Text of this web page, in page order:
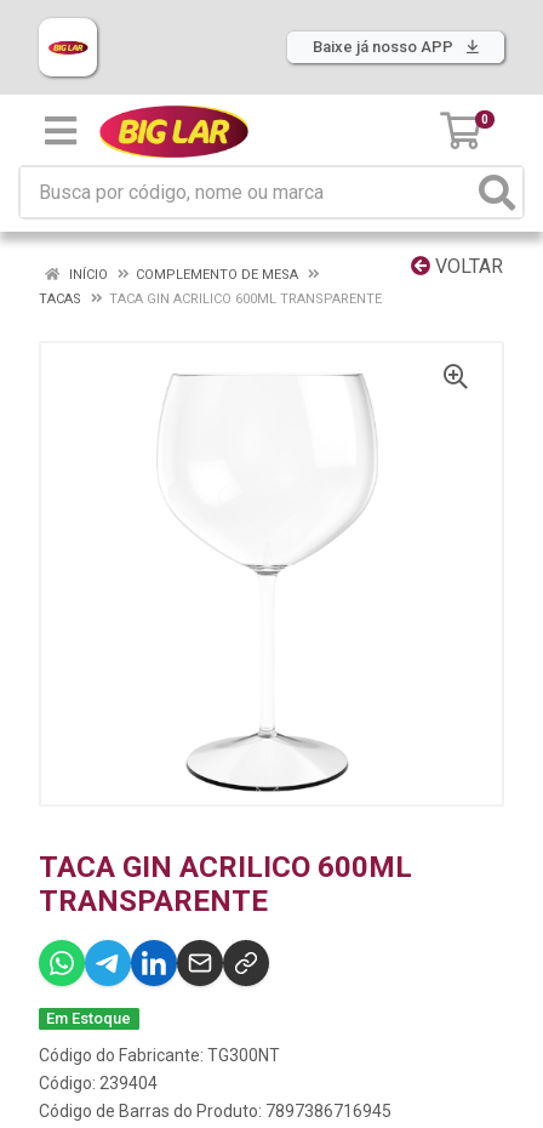
Baixe já nosso APP
0
VOLTAR
INÍCIO
COMPLEMENTO DE MESA
TACAS
TACA GIN ACRILICO 600ML TRANSPARENTE
TACA GIN ACRILICO 600ML
TRANSPARENTE
Em Estoque
Código do Fabricante: TG300NT
Código: 239404
Código de Barras do Produto: 7897386716945